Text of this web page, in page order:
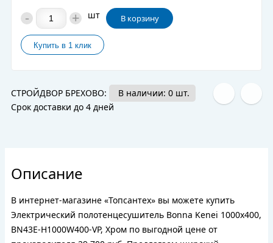
- + шт В корзину
СТРОЙДВОР БРЕХОВО:
В наличии: 0 шт.
Срок доставки до 4 дней
Описание
В интернет-магазине «Топсантех» вы можете купить
Электрический полотенцесушитель Bonna Kenei 1000x400,
BN43E-H1000W400-VP, Хром по выгодной цене от